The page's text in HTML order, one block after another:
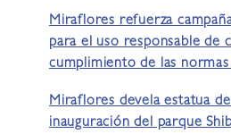
Miraflores refuerza
para el uso responsable de
cumplimiento de las
Miraflores devela estatua
inauguración del parque